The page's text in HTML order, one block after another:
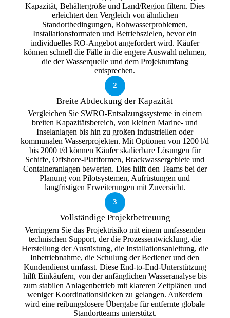
Kapazität, Behältergröße und Land/Region filtern. Dies
erleichtert den Vergleich von ähnlichen
Standortbedingungen, Rohwasserproblemen,
Installationsformaten und Betriebszielen, bevor ein
individuelles RO-Angebot angefordert wird. Käufer
können schnell die Fälle in die engere Auswahl nehmen,
die der Wasserquelle und dem Projektumfang
entsprechen.
2
Breite Abdeckung der Kapazität
Vergleichen Sie SWRO-Entsalzungssysteme in einem
breiten Kapazitätsbereich, von kleinen Marine- und
Inselanlagen bis hin zu großen industriellen oder
kommunalen Wasserprojekten. Mit Optionen von 1200 l/d
bis 2000 t/d können Käufer skalierbare Lösungen für
Schiffe, Offshore-Plattformen, Brackwassergebiete und
Containeranlagen bewerten. Dies hilft den Teams bei der
Planung von Pilotsystemen, Aufrüstungen und
langfristigen Erweiterungen mit Zuversicht.
3
Vollständige Projektbetreuung
Verringern Sie das Projektrisiko mit einem umfassenden
technischen Support, der die Prozessentwicklung, die
Herstellung der Ausrüstung, die Installationsanleitung, die
Inbetriebnahme, die Schulung der Bediener und den
Kundendienst umfasst. Diese End-to-End-Unterstützung
hilft Einkäufern, von der anfänglichen Wasseranalyse bis
zum stabilen Anlagenbetrieb mit klareren Zeitplänen und
weniger Koordinationslücken zu gelangen. Außerdem
wird eine reibungslosere Übergabe für entfernte globale
Standortteams unterstützt.